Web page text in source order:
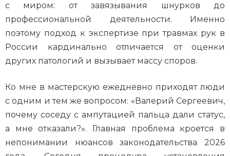
с миром: от завязывания шнурков до
профессиональной деятельности. Именно
поэтому подход к экспертизе при травмах рук в
России кардинально отличается от оценки
других патологий и вызывает массу споров.
Ко мне в мастерскую ежедневно приходят люди
с одним и тем же вопросом: «Валерий Сергеевич,
почему соседу с ампутацией пальца дали статус,
а мне отказали?». Главная проблема кроется в
непонимании нюансов законодательства 2026